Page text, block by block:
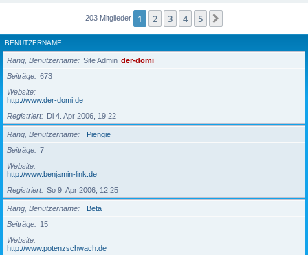
203 Mitglieder 1 2 3 4 5
BENUTZERNAME
Rang, Benutzername Site Admin der-domi
Beiträge
673
Website
http://www.der-domi.de
Registriert
Di 4. Apr 2006, 19:22
Rang, Benutzername
Piengie
Beiträge
7
Website
http://www.benjamin-link.de
Registriert
So 9. Apr 2006, 12:25
Rang, Benutzername
Beta
Beiträge
15
Website
http://www.potenzschwach.de